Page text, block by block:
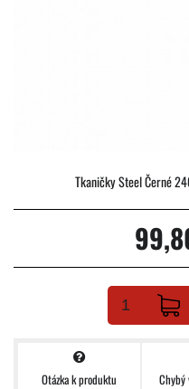
Tkaničky Steel Černé
Otázka k produktu Chybý